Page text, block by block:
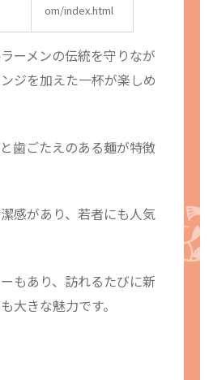
om/index.html
ーメンの伝統を守りなが
ジを加えた一杯が楽しめ
歯ごたえのある麺が特徴
感があり、若者にも人気
もあり、訪れるたびに新
大きな魅力です。